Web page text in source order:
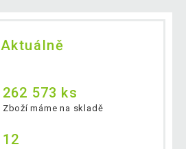
Aktuálně
262 573 ks
Zboží máme na skladě
12